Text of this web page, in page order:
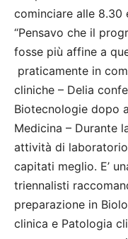
cominciare alle 8.30
“Pensavo che il
fosse più affine a
praticamente in
cliniche – Delia
Biotecnologie dopo
Medicina – Durante
attività di
capitati meglio. E’
triennalisti
preparazione in
clinica e Patologia